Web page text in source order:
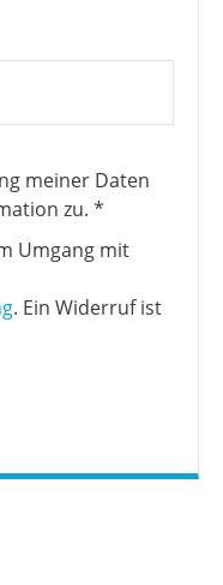
meiner Daten
zu. *
Umgang mit
. Ein Widerruf ist